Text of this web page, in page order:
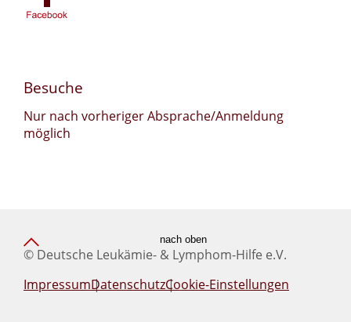
Besuche
Nur nach vorheriger Absprache/Anmeldung
möglich
nach oben
© Deutsche Leukämie- & Lymphom-Hilfe e.V.
ImpressumDatenschutzCookie-Einstellungen